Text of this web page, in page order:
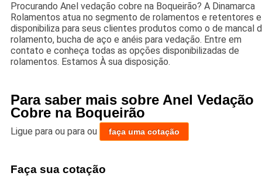
Procurando Anel vedação cobre na Boqueirão? A Dinamarca
Rolamentos atua no segmento de rolamentos e retentores e
disponibiliza para seus clientes produtos como o de mancal
rolamento, bucha de aço e anéis para vedação. Entre em
contato e conheça todas as opções disponibilizadas de
rolamentos. Estamos À sua disposição.
Para saber mais sobre Anel Vedação
Cobre na Boqueirão
Ligue para ou para ou faça uma cotação
Faça sua cotação